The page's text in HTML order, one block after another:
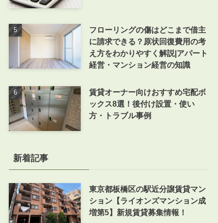
フローリングの傷はどこまで借主
に請求できる？原状回復費用の考
え方をわかりやすく解説|アパート
経営・マンション経営の知識
賃貸オーナー向けおすすめ宅配ボ
ックス8選！後付け設置・使い
方・トラブル事例
新着記事
東京都板橋区の駅近分譲賃貸マン
ション【ライオンズマンション成
増第5】新規賃貸募集情報！